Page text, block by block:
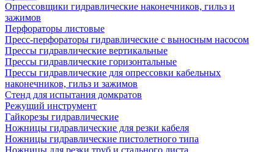
Опрессовщики гидравлические наконечников, гильз и
зажимов
Перфораторы листовые
Пресс-перфораторы гидравлические с выносным насосом
Прессы гидравлические вертикальные
Прессы гидравлические горизонтальные
Прессы гидравлические для опрессовки кабельных
наконечников, гильз и зажимов
Стенд для испытания домкратов
Режущий инструмент
Гайкорезы гидравлические
Ножницы гидравлические для резки кабеля
Ножницы гидравлические пистолетного типа
Ножницы для резки труб и стального листа